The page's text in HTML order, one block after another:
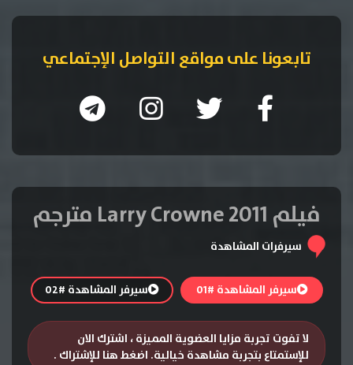
تابعونا على مواقع التواصل الإجتماعي
فيلم Larry Crowne 2011 مترجم
سيرفرات المشاهدة
سيرفر المشاهدة #01 سيرفر المشاهدة #02
لا تفوت تجربة مزايا العضوية المميزة ، اشترك الان
للإستمتاع بتجربة مشاهدة خيالية. اضغط هنا للإشتراك .